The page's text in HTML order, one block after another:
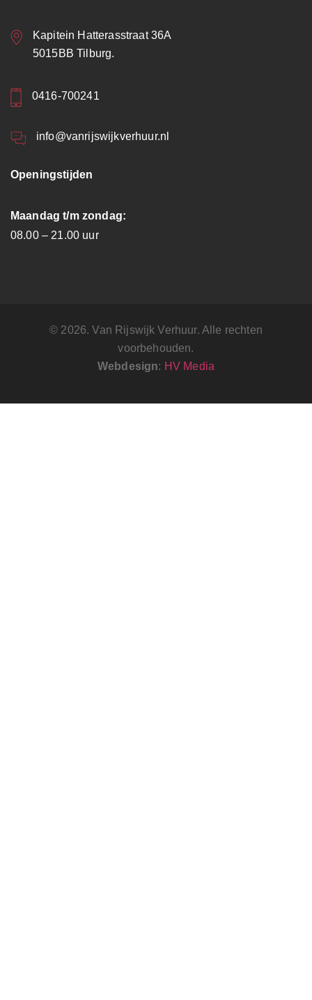
Kapitein Hatterasstraat 36A
5015BB Tilburg.
0416-700241
info@vanrijswijkverhuur.nl
Openingstijden
Maandag t/m zondag:
08.00 – 21.00 uur
© 2026. Van Rijswijk Verhuur. Alle rechten
voorbehouden.
Webdesign: HV Media